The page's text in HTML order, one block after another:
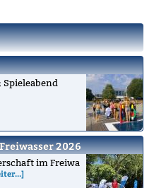
Spieleabend
2026
im Freiwa